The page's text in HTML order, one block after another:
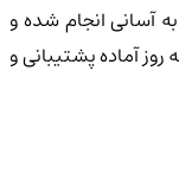
آسانی انجام شده و
آماده پشتیبانی و